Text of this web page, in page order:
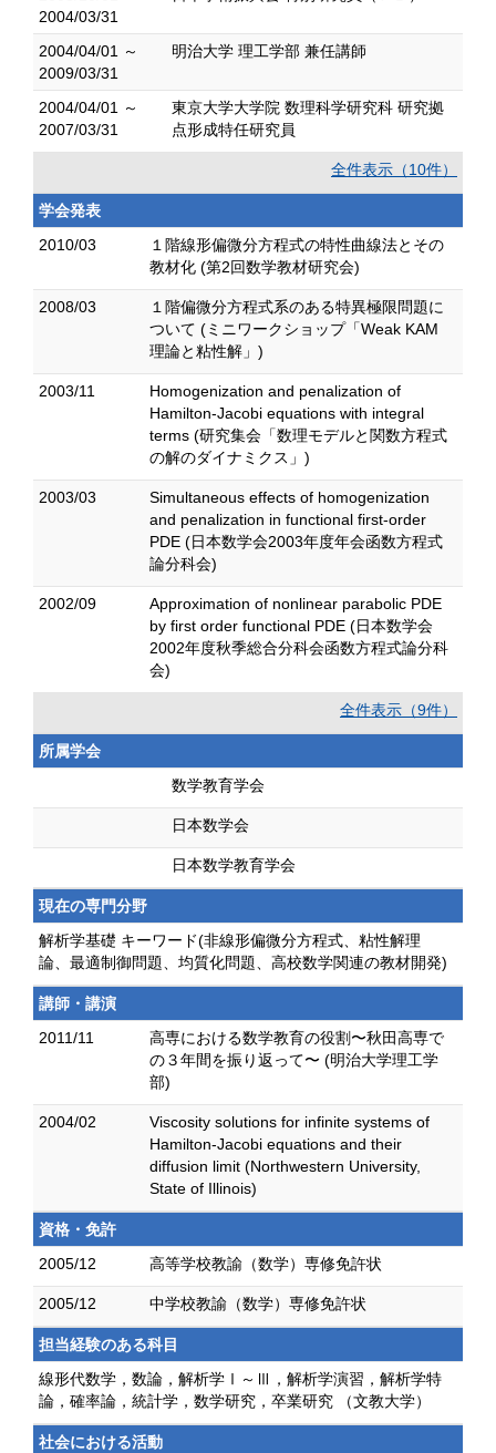
2004/03/31
2004/04/01 ～
2009/03/31
明治大学 理工学部 兼任講師
2004/04/01 ～
2007/03/31
東京大学大学院 数理科学研究科 研究拠
点形成特任研究員
全件表示（10件）
学会発表
2010/03
１階線形偏微分方程式の特性曲線法とその
教材化 (第2回数学教材研究会)
2008/03
１階偏微分方程式系のある特異極限問題に
ついて (ミニワークショップ「Weak KAM
理論と粘性解」)
2003/11
Homogenization and penalization of
Hamilton-Jacobi equations with integral
terms (研究集会「数理モデルと関数方程式
の解のダイナミクス」)
2003/03
Simultaneous effects of homogenization
and penalization in functional first-order
PDE (日本数学会2003年度年会函数方程式
論分科会)
2002/09
Approximation of nonlinear parabolic PDE
by first order functional PDE (日本数学会
2002年度秋季総合分科会函数方程式論分科
会)
全件表示（9件）
所属学会
数学教育学会
日本数学会
日本数学教育学会
現在の専門分野
解析学基礎 キーワード(非線形偏微分方程式、粘性解理
論、最適制御問題、均質化問題、高校数学関連の教材開発)
講師・講演
2011/11
高専における数学教育の役割〜秋田高専で
の３年間を振り返って〜 (明治大学理工学
部)
2004/02
Viscosity solutions for infinite systems of
Hamilton-Jacobi equations and their
diffusion limit (Northwestern University,
State of Illinois)
資格・免許
2005/12
高等学校教諭（数学）専修免許状
2005/12 中学校教諭（数学）専修免許状
担当経験のある科目
線形代数学，数論，解析学Ⅰ～Ⅲ，解析学演習，解析学特
論，確率論，統計学，数学研究，卒業研究 （文教大学）
社会における活動